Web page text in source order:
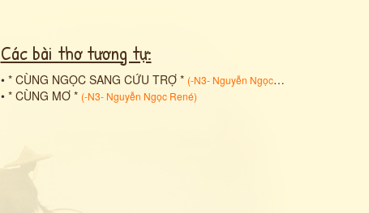
Các bài thơ tương tự:
• * CÙNG NGỌC SANG CỨU TRỢ * (-N3- Nguyễn Ngọc René
• * CÙNG MƠ * (-N3- Nguyễn Ngọc René)